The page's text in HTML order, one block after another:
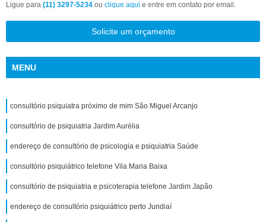
Ligue para (11) 3297-5234 ou clique aqui e entre em contato por email.
Solicite um orçamento
MENU
consultório psiquiatra próximo de mim São Miguel Arcanjo
consultório de psiquiatria Jardim Aurélia
endereço de consultório de psicologia e psiquiatria Saúde
consultório psiquiátrico telefone Vila Maria Baixa
consultório de psiquiatria e psicoterapia telefone Jardim Japão
endereço de consultório psiquiátrico perto Jundiaí